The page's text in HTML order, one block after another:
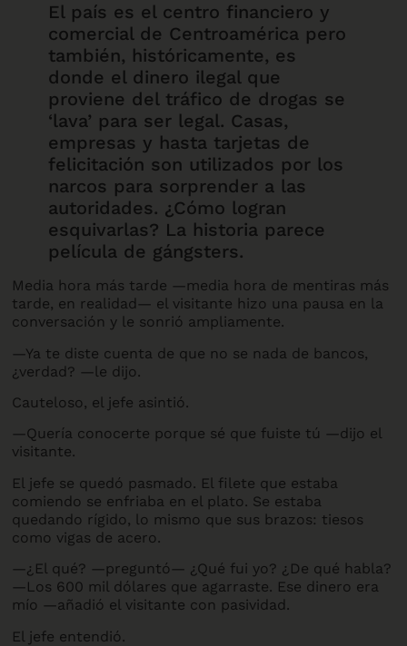
El país es el centro financiero y
comercial de Centroamérica pero
también, históricamente, es
donde el dinero ilegal que
proviene del tráfico de drogas se
‘lava’ para ser legal. Casas,
empresas y hasta tarjetas de
felicitación son utilizados por los
narcos para sorprender a las
autoridades. ¿Cómo logran
esquivarlas? La historia parece
película de gángsters.
Media hora más tarde —media hora de mentiras más
tarde, en realidad— el visitante hizo una pausa en la
conversación y le sonrió ampliamente.
—Ya te diste cuenta de que no se nada de bancos,
¿verdad? —le dijo.
Cauteloso, el jefe asintió.
—Quería conocerte porque sé que fuiste tú —dijo el
visitante.
El jefe se quedó pasmado. El filete que estaba
comiendo se enfriaba en el plato. Se estaba
quedando rígido, lo mismo que sus brazos: tiesos
como vigas de acero.
—¿El qué? —preguntó— ¿Qué fui yo? ¿De qué habla?
—Los 600 mil dólares que agarraste. Ese dinero era
mío —añadió el visitante con pasividad.
El jefe entendió.